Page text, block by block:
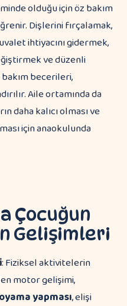
olduğu için öz bakım
Dişlerini fırçalamak,
ihtiyacını gidermek,
ve düzenli
becerileri,
Aile ortamında da
daha kalıcı olması ve
için anaokulunda
Çocuğun
Gelişimleri
: Fiziksel aktivitelerin
motor gelişimi,
yapması, elişi